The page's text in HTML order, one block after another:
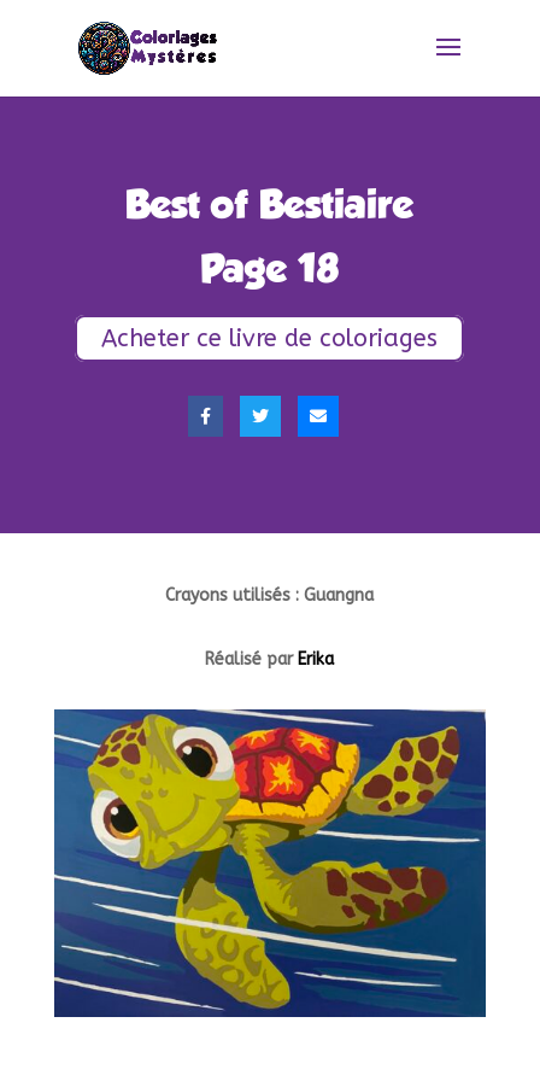
Best of Bestiaire
Page 18
Acheter ce livre de coloriages
Crayons utilisés : Guangna
Réalisé par Erika